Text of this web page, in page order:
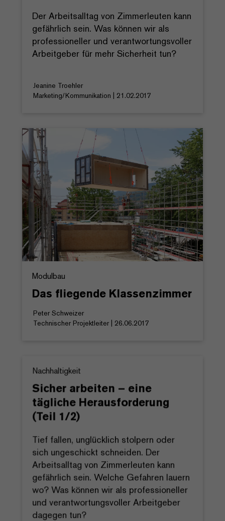
Der Arbeitsalltag von Zimmerleuten kann
gefährlich sein. Was können wir als
professioneller und verantwortungsvoller
Arbeitgeber für mehr Sicherheit tun?
Jeanine Troehler
Marketing/Kommunikation | 21.02.2017
Modulbau
Das fliegende Klassenzimmer
Peter Schweizer
Technischer Projektleiter | 26.06.2017
Nachhaltigkeit
Sicher arbeiten – eine
tägliche Herausforderung
(Teil 1/2)
Tief fallen, unglücklich stolpern oder
sich ungeschickt schneiden. Der
Arbeitsalltag von Zimmerleuten kann
gefährlich sein. Welche Gefahren lauern
wo? Was können wir als professioneller
und verantwortungsvoller Arbeitgeber
dagegen tun?